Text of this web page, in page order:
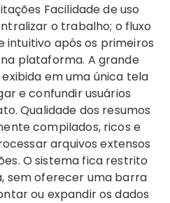
Facilidade de uso
o trabalho; o fluxo
intuitivo após os primeiros
plataforma. A grande
em uma única tela
e confundir usuários
Qualidade dos resumos
compilados, ricos e
arquivos extensos
O sistema fica restrito
sem oferecer uma barra
ou expandir os dados